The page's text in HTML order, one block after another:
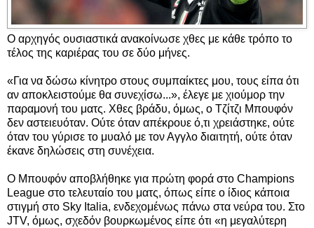
Ο αρχηγός ουσιαστικά ανακοίνωσε χθες με κάθε τρόπο το
τέλος της καριέρας του σε δύο μήνες.
«Για να δώσω κίνητρο στους συμπαίκτες μου, τους είπα ότι
αν αποκλειστούμε θα συνεχίσω...», έλεγε με χιούμορ την
παραμονή του ματς. Χθες βράδυ, όμως, ο Τζίτζι Μπουφόν
δεν αστειευόταν. Ούτε όταν απέκρουε ό,τι χρειάστηκε, ούτε
όταν του γύρισε το μυαλό με τον Αγγλο διαιτητή, ούτε όταν
έκανε δηλώσεις στη συνέχεια.
Ο Μπουφόν αποβλήθηκε για πρώτη φορά στο Champions
League στο τελευταίο του ματς, όπως είπε ο ίδιος κάποια
στιγμή στο Sky Italia, ενδεχομένως πάνω στα νεύρα του. Στο
JTV, όμως, σχεδόν βουρκωμένος είπε ότι «η μεγαλύτερη